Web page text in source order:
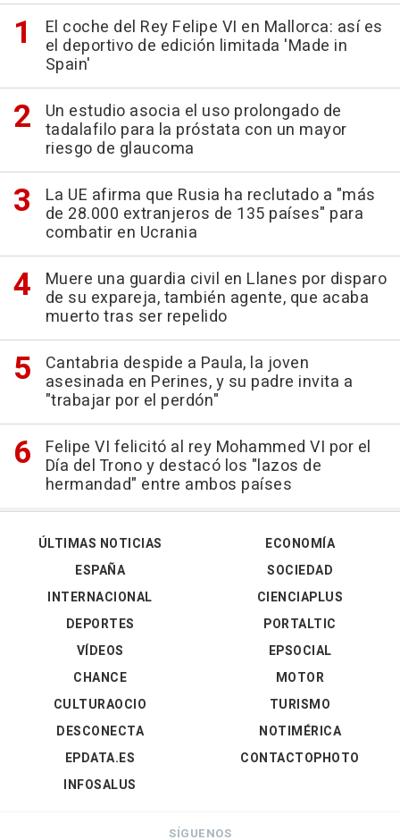
El coche del Rey Felipe VI en Mallorca: así es
el deportivo de edición limitada 'Made in
Spain'
Un estudio asocia el uso prolongado de
tadalafilo para la próstata con un mayor
riesgo de glaucoma
La UE afirma que Rusia ha reclutado a "más
de 28.000 extranjeros de 135 países" para
combatir en Ucrania
Muere una guardia civil en Llanes por disparo
de su expareja, también agente, que acaba
muerto tras ser repelido
Cantabria despide a Paula, la joven
asesinada en Perines, y su padre invita a
"trabajar por el perdón"
Felipe VI felicitó al rey Mohammed VI por el
Día del Trono y destacó los "lazos de
hermandad" entre ambos países
ÚLTIMAS NOTICIAS
ESPAÑA
INTERNACIONAL
DEPORTES
VÍDEOS
ECONOMÍA
SOCIEDAD
CIENCIAPLUS
PORTALTIC
EPSOCIAL
CHANCE
CULTURAOCIO
DESCONECTA
EPDATA.ES
INFOSALUS
MOTOR
TURISMO
NOTIMÉRICA
CONTACTOPHOTO
SÍGUENOS